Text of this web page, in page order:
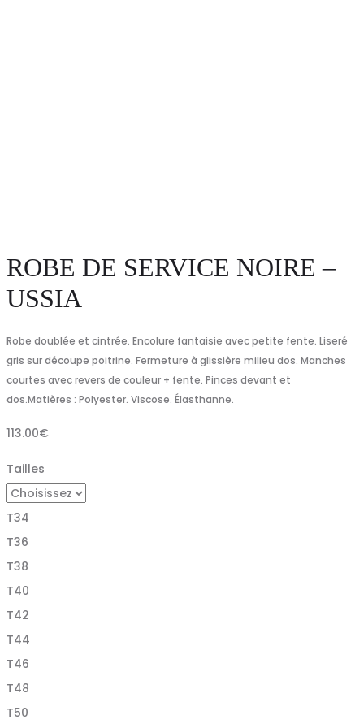
ROBE DE SERVICE NOIRE –
USSIA
Robe doublée et cintrée. Encolure fantaisie avec petite fente. Liseré
gris sur découpe poitrine. Fermeture à glissière milieu dos. Manches
courtes avec revers de couleur + fente. Pinces devant et
dos.Matières : Polyester. Viscose. Élasthanne.
113.00€
Tailles
T34
T36
T38
T40
T42
T44
T46
T48
T50